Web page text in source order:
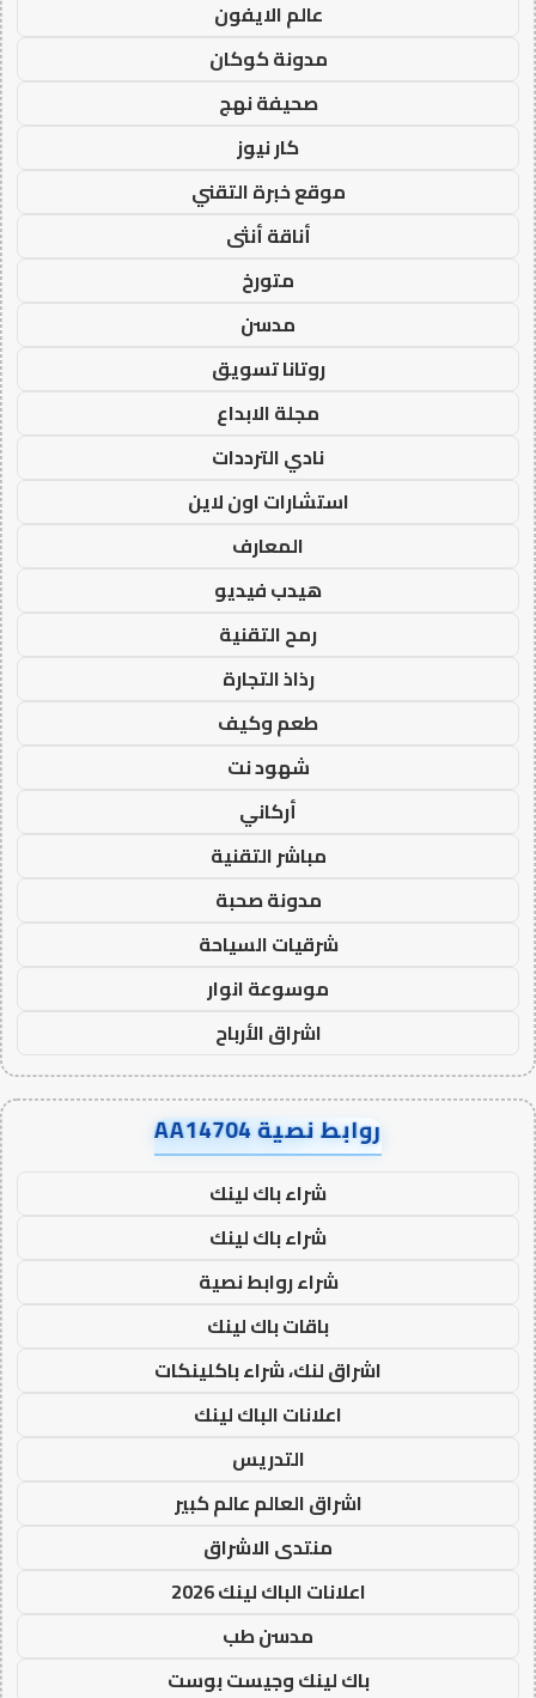
عالم الايفون
مدونة كوكان
صحيفة نهج
كار نيوز
موقع خبرة التقني
أناقة أنثى
متورخ
مدسن
روتانا تسويق
مجلة الابداع
نادي الترددات
استشارات اون لاين
المعارف
هيدب فيديو
رمح التقنية
رذاذ التجارة
طعم وكيف
شهود نت
أركاني
مباشر التقنية
مدونة صحبة
شرقيات السياحة
موسوعة انوار
اشراق الأرباح
روابط نصية AA14704
شراء باك لينك
شراء باك لينك
شراء روابط نصية
باقات باك لينك
اشراق لنك، شراء باكلينكات
اعلانات الباك لينك
التدريس
اشراق العالم عالم كبير
منتدى الاشراق
اعلانات الباك لينك 2026
مدسن طب
باك لينك وجيست بوست